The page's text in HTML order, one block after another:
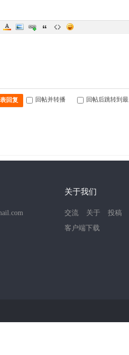
回复 回帖并转播 回帖后跳转到
关于我们
交流 关于
投稿
客户端下载